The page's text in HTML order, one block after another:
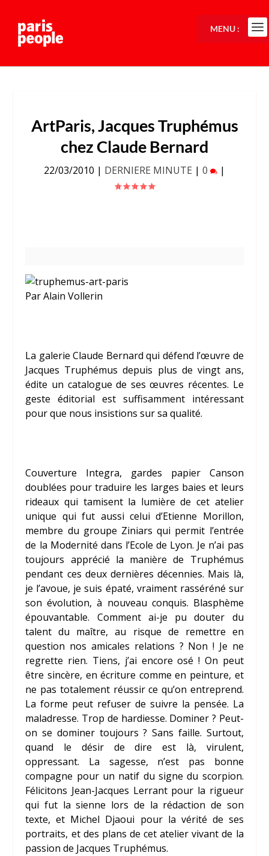
ArtParis, Jacques Truphémus
chez Claude Bernard
22/03/2010 | DERNIERE MINUTE | 0 |
Par Alain Vollerin
La galerie Claude Bernard qui défend l’œuvre de
Jacques Truphémus depuis plus de vingt ans,
édite un catalogue de ses œuvres récentes. Le
geste éditorial est suffisamment intéressant
pour que nous insistions sur sa qualité.
Couverture Integra, gardes papier Canson
doublées pour traduire les larges baies et leurs
rideaux qui tamisent la lumière de cet atelier
unique qui fut aussi celui d’Etienne Morillon,
membre du groupe Ziniars qui permit l’entrée
de la Modernité dans l’Ecole de Lyon. Je n’ai pas
toujours apprécié la manière de Truphémus
pendant ces deux dernières décennies. Mais là,
je l’avoue, je suis épaté, vraiment rasséréné sur
son évolution, à nouveau conquis. Blasphème
épouvantable. Comment ai-je pu douter du
talent du maître, au risque de remettre en
question nos amicales relations ? Non ! Je ne
regrette rien. Tiens, j’ai encore osé ! On peut
être sincère, en écriture comme en peinture, et
ne pas totalement réussir ce qu’on entreprend.
La forme peut refuser de suivre la pensée. La
maladresse. Trop de hardiesse. Dominer ? Peut-
on se dominer toujours ? Sans faille. Surtout,
quand le désir de dire est là, virulent,
oppressant. La sagesse, n’est pas bonne
compagne pour un natif du signe du scorpion.
Félicitons Jean-Jacques Lerrantpour la rigueur
qui fut la sienne lors de la rédaction de son
texte, et Michel Djaoui pour la vérité de ses
portraits, et des plans de cet atelier vivant de la
passion de Jacques Truphémus.
MENU :